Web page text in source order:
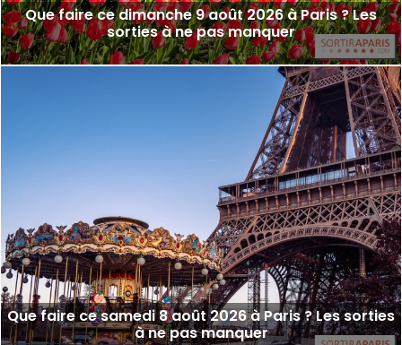
Que faire ce dimanche 9 août 2026 à Paris ? Les
sorties à ne pas manquer
Que faire ce samedi 8 août 2026 à Paris ? Les sorties
à ne pas manquer